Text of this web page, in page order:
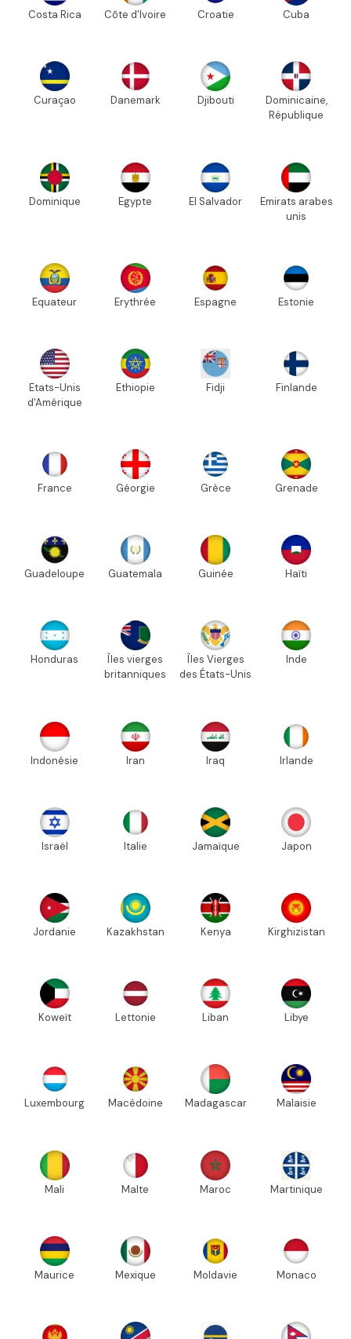
Costa Rica Côte d'Ivoire Croatie Cuba
Curaçao Danemark Djibouti
Dominicaine,
République
Dominique Egypte El Salvador
Emirats arabes
unis
Equateur Erythrée Espagne Estonie
Etats-Unis
d'Amérique
Ethiopie Fidji Finlande
France Géorgie Grèce Grenade
Guadeloupe Guatemala Guinée Haïti
Honduras
Îles vierges
britanniques
Îles Vierges
des États-Unis
Inde
Indonésie Iran Iraq Irlande
Israël Italie Jamaïque Japon
Jordanie Kazakhstan Kenya Kirghizistan
Koweït Lettonie Liban Libye
Luxembourg Macédoine Madagascar Malaisie
Mali Malte Maroc Martinique
Maurice Mexique Moldavie Monaco